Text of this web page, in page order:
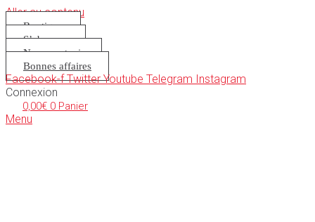
Aller au contenu
Boutique
S’abonner
Nous soutenir
Bonnes affaires
Facebook-f Twitter Youtube Telegram Instagram
Connexion
0,00€ 0 Panier
Menu